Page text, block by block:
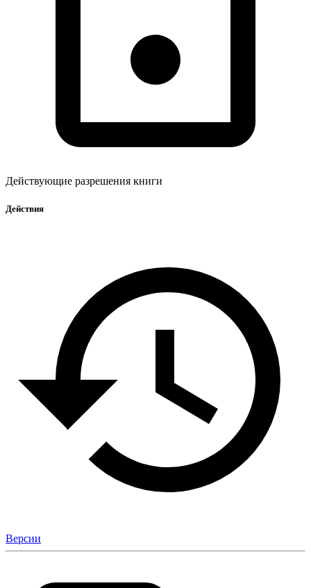
Действующие разрешения книги
Действия
Версии